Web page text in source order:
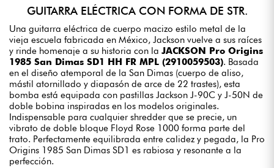
GUITARRA ELÉCTRICA CON FORMA DE STR.
Una guitarra eléctrica de cuerpo macizo estilo metal de la
vieja escuela fabricada en México, Jackson vuelve a sus raíces
y rinde homenaje a su historia con la JACKSON Pro Origins
1985 San Dimas SD1 HH FR MPL (2910059503). Basada
en el diseño atemporal de la San Dimas (cuerpo de aliso,
mástil atornillado y diapasón de arce de 22 trastes), esta
bomba está equipada con pastillas Jackson J-90C y J-50N de
doble bobina inspiradas en los modelos originales.
Indispensable para cualquier shredder que se precie, un
vibrato de doble bloque Floyd Rose 1000 forma parte del
trato. Perfectamente equilibrada entre calidez y pegada, la Pro
Origins 1985 San Dimas SD1 es rabiosa y resonante a la
perfección.